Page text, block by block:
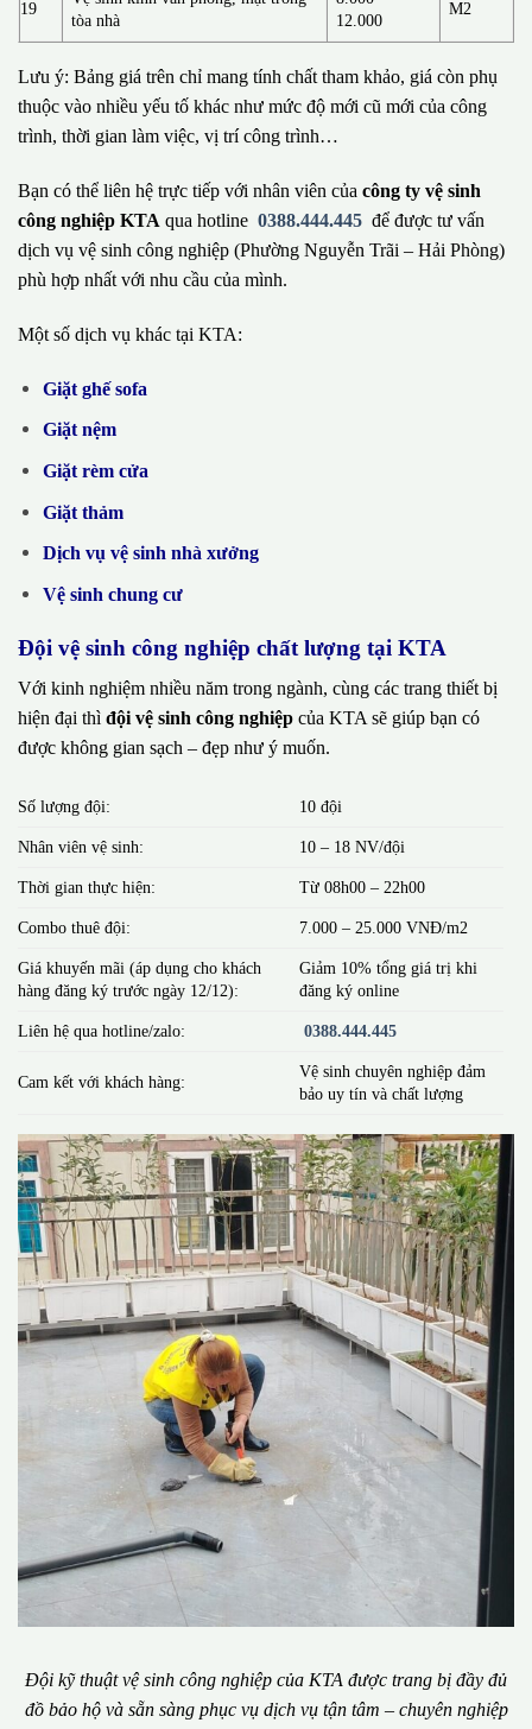
19
tòa nhà
12.000
M2
Lưu ý: Bảng giá trên chỉ mang tính chất tham khảo, giá còn phụ
thuộc vào nhiều yếu tố khác như mức độ mới cũ mới của công
trình, thời gian làm việc, vị trí công trình…
Bạn có thể liên hệ trực tiếp với nhân viên của công ty vệ sinh
công nghiệp KTA qua hotline 0388.444.445 để được tư vấn
dịch vụ vệ sinh công nghiệp (Phường Nguyễn Trãi – Hải Phòng)
phù hợp nhất với nhu cầu của mình.
Một số dịch vụ khác tại KTA:
Giặt ghế sofa
Giặt nệm
Giặt rèm cửa
Giặt thảm
Dịch vụ vệ sinh nhà xưởng
Vệ sinh chung cư
Đội vệ sinh công nghiệp chất lượng tại KTA
Với kinh nghiệm nhiều năm trong ngành, cùng các trang thiết bị
hiện đại thì đội vệ sinh công nghiệp của KTA sẽ giúp bạn có
được không gian sạch – đẹp như ý muốn.
Số lượng đội: 10 đội
Nhân viên vệ sinh: 10 – 18 NV/đội
Thời gian thực hiện: Từ 08h00 – 22h00
Combo thuê đội: 7.000 – 25.000 VNĐ/m2
Giá khuyến mãi (áp dụng cho khách
hàng đăng ký trước ngày 12/12):
Giảm 10% tổng giá trị khi
đăng ký online
Liên hệ qua hotline/zalo: 0388.444.445
Cam kết với khách hàng:
Vệ sinh chuyên nghiệp đảm
bảo uy tín và chất lượng
Đội kỹ thuật vệ sinh công nghiệp của KTA được trang bị đầy đủ
đồ bảo hộ và sẵn sàng phục vụ dịch vụ tận tâm – chuyên nghiệp